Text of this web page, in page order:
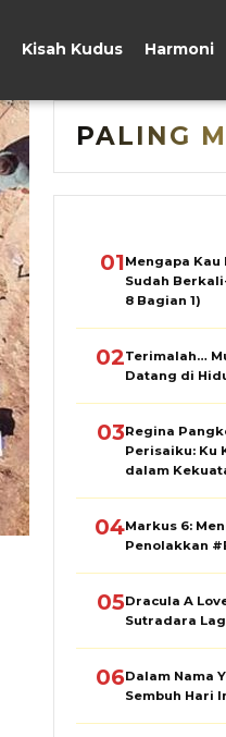
Kisah Kudus Harmoni
PALING
01Mengapa Kau
Sudah
8 Bagian 1)
02Terimalah…
Datang di
03Regina
Perisaiku: Ku
dalam
04Markus 6:
Penolakkan
05Dracula A
Sutradara
06Dalam Nama
Sembuh Hari